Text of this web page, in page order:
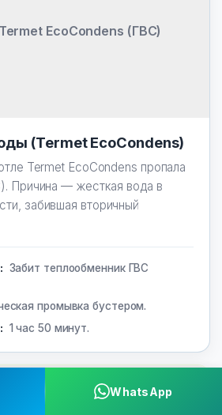
WhatsApp
EcoCondens (ГВС)
(Termet EcoCondens)
Termet EcoCondens пропала
Причина — жесткая вода в
забившая вторичный
Забит теплообменник ГВС
промывка бустером.
1 час 50 минут.